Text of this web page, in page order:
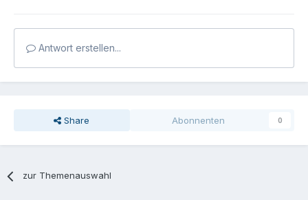
Antwort erstellen...
Share Abonnenten 0
zur Themenauswahl